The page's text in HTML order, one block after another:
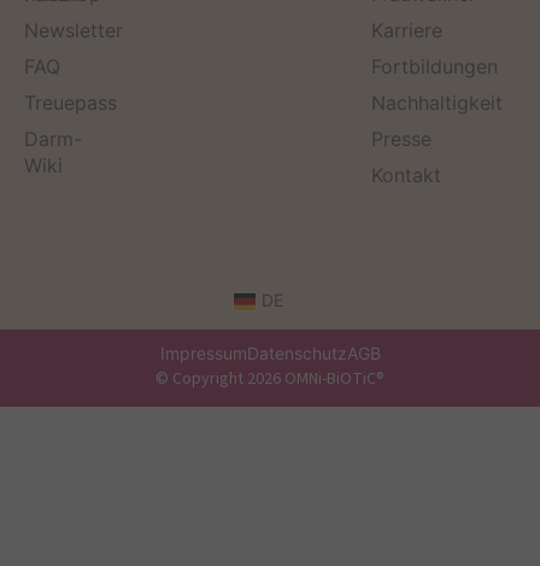
Newsletter
FAQ
Treuepass
Darm-
Wiki
Karriere
Fortbildungen
Nachhaltigkeit
Presse
Kontakt
DE
ImpressumDatenschutzAGB
© Copyright 2026 OMNi-BiOTiC®